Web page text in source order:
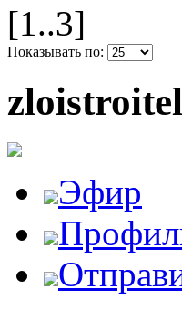
[1..3]
Показывать по:
Эфир